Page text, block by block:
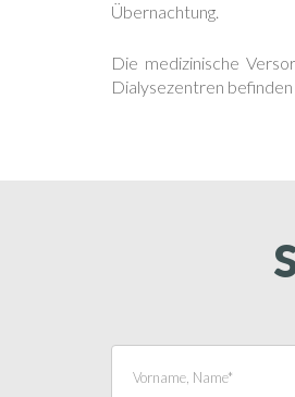
Übernachtung.
Die medizinische
Dialysezentren